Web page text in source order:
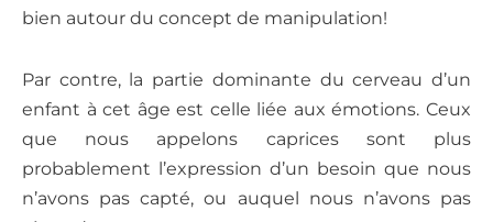
bien autour du concept de manipulation!
Par contre, la partie dominante du cerveau d’un
enfant à cet âge est celle liée aux émotions. Ceux
que nous appelons caprices sont plus
probablement l’expression d’un besoin que nous
n’avons pas capté, ou auquel nous n’avons pas